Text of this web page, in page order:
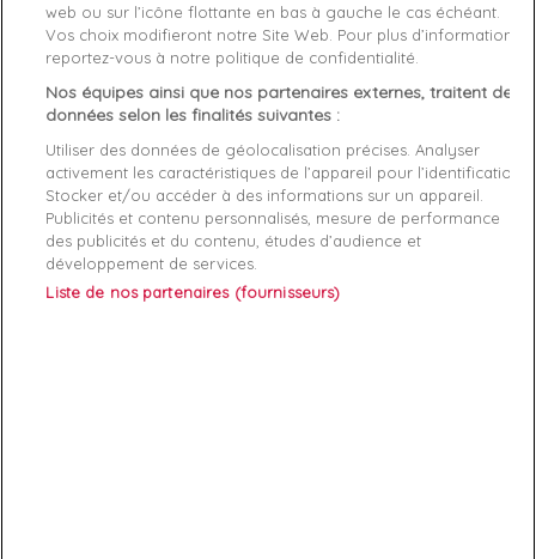
Fiche technique
Couleur Cognac
Matière Coton
Genre Homme
Rayon Vetement
Démarque 40 %
web ou sur l’icône flottante en bas à gauche le cas échéant.
Vos choix modifieront notre Site Web. Pour plus d’informations,
reportez-vous à notre politique de confidentialité.
Nos équipes ainsi que nos partenaires externes, traitent des
données selon les finalités suivantes :
Utiliser des données de géolocalisation précises. Analyser
activement les caractéristiques de l’appareil pour l’identification.
Stocker et/ou accéder à des informations sur un appareil.
Publicités et contenu personnalisés, mesure de performance
des publicités et du contenu, études d’audience et
développement de services.
Liste de nos partenaires (fournisseurs)